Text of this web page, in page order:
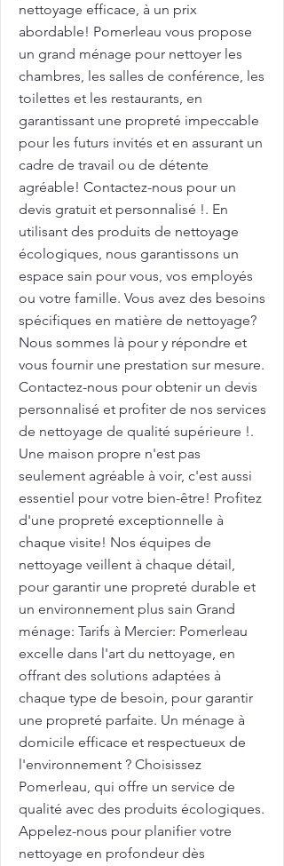
nettoyage efficace, à un prix
abordable! Pomerleau vous propose
un grand ménage pour nettoyer les
chambres, les salles de conférence, les
toilettes et les restaurants, en
garantissant une propreté impeccable
pour les futurs invités et en assurant un
cadre de travail ou de détente
agréable! Contactez-nous pour un
devis gratuit et personnalisé !. En
utilisant des produits de nettoyage
écologiques, nous garantissons un
espace sain pour vous, vos employés
ou votre famille. Vous avez des besoins
spécifiques en matière de nettoyage?
Nous sommes là pour y répondre et
vous fournir une prestation sur mesure.
Contactez-nous pour obtenir un devis
personnalisé et profiter de nos services
de nettoyage de qualité supérieure !.
Une maison propre n'est pas
seulement agréable à voir, c'est aussi
essentiel pour votre bien-être! Profitez
d'une propreté exceptionnelle à
chaque visite! Nos équipes de
nettoyage veillent à chaque détail,
pour garantir une propreté durable et
un environnement plus sain Grand
ménage: Tarifs à Mercier: Pomerleau
excelle dans l'art du nettoyage, en
offrant des solutions adaptées à
chaque type de besoin, pour garantir
une propreté parfaite. Un ménage à
domicile efficace et respectueux de
l'environnement ? Choisissez
Pomerleau, qui offre un service de
qualité avec des produits écologiques.
Appelez-nous pour planifier votre
nettoyage en profondeur dès